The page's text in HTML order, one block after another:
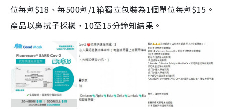
位每劑$18、每500劑/1箱獨立包裝為1個單位每劑$15。
產品以鼻拭子採樣，10至15分鐘知結果。